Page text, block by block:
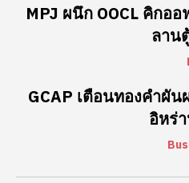
MPJ ผนึก OOCL คิกอ
ลาน
GCAP เตือนทองคำผั
อิหร่